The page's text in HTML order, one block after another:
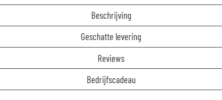
Beschrijving
Geschatte levering
Reviews
Bedrijfscadeau